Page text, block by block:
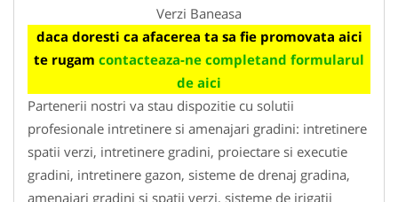
Verzi Baneasa
daca doresti ca afacerea ta sa fie promovata aici
te rugam contacteaza-ne completand formularul
de aici
Partenerii nostri va stau dispozitie cu solutii
profesionale intretinere si amenajari gradini: intretinere
spatii verzi, intretinere gradini, proiectare si executie
gradini, intretinere gazon, sisteme de drenaj gradina,
amenajari gradini si spatii verzi, sisteme de irigatii